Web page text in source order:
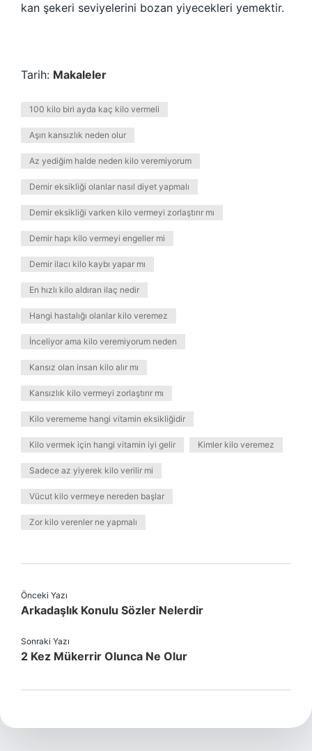
kan şekeri seviyelerini bozan yiyecekleri yemektir.
Tarih: Makaleler
100 kilo biri ayda kaç kilo vermeli
Aşırı kansızlık neden olur
Az yediğim halde neden kilo veremiyorum
Demir eksikliği olanlar nasıl diyet yapmalı
Demir eksikliği varken kilo vermeyi zorlaştırır mı
Demir hapı kilo vermeyi engeller mi
Demir ilacı kilo kaybı yapar mı
En hızlı kilo aldıran ilaç nedir
Hangi hastalığı olanlar kilo veremez
İnceliyor ama kilo veremiyorum neden
Kansız olan insan kilo alır mı
Kansızlık kilo vermeyi zorlaştırır mı
Kilo verememe hangi vitamin eksikliğidir
Kilo vermek için hangi vitamin iyi gelir Kimler kilo veremez
Sadece az yiyerek kilo verilir mi
Vücut kilo vermeye nereden başlar
Zor kilo verenler ne yapmalı
Önceki Yazı
Arkadaşlık Konulu Sözler Nelerdir
Sonraki Yazı
2 Kez Mükerrir Olunca Ne Olur